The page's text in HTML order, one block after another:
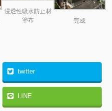
浸透性吸水防止材
塗布
完成
twitter
LINE